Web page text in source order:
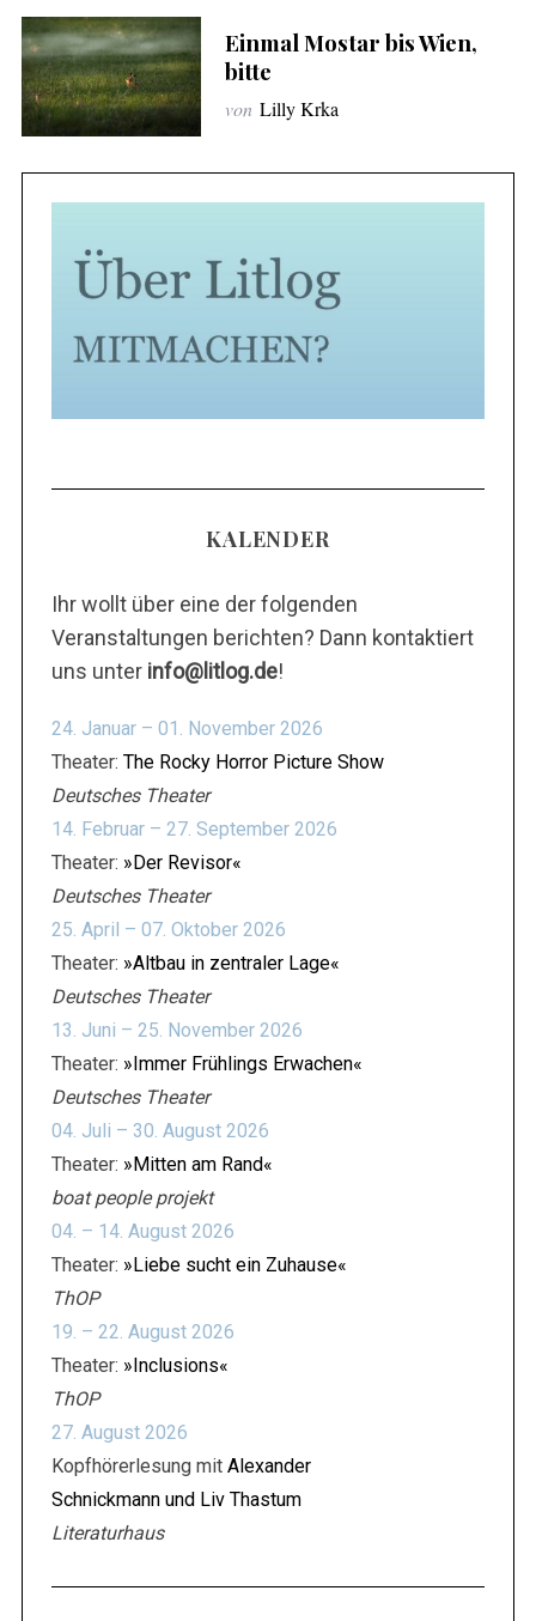
Einmal Mostar bis Wien,
bitte
von Lilly Krka
KALENDER
Ihr wollt über eine der folgenden
Veranstaltungen berichten? Dann kontaktiert
uns unter info@litlog.de!
24. Januar – 01. November 2026
Theater: The Rocky Horror Picture Show
Deutsches Theater
14. Februar – 27. September 2026
Theater: »Der Revisor«
Deutsches Theater
25. April – 07. Oktober 2026
Theater: »Altbau in zentraler Lage«
Deutsches Theater
13. Juni – 25. November 2026
Theater: »Immer Frühlings Erwachen«
Deutsches Theater
04. Juli – 30. August 2026
Theater: »Mitten am Rand«
boat people projekt
04. – 14. August 2026
Theater: »Liebe sucht ein Zuhause«
ThOP
19. – 22. August 2026
Theater: »Inclusions«
ThOP
27. August 2026
Kopfhörerlesung mit Alexander
Schnickmann und Liv Thastum
Literaturhaus
S
u
c
h
n
n
a
c
: